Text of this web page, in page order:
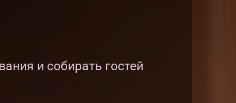
и собирать гостей